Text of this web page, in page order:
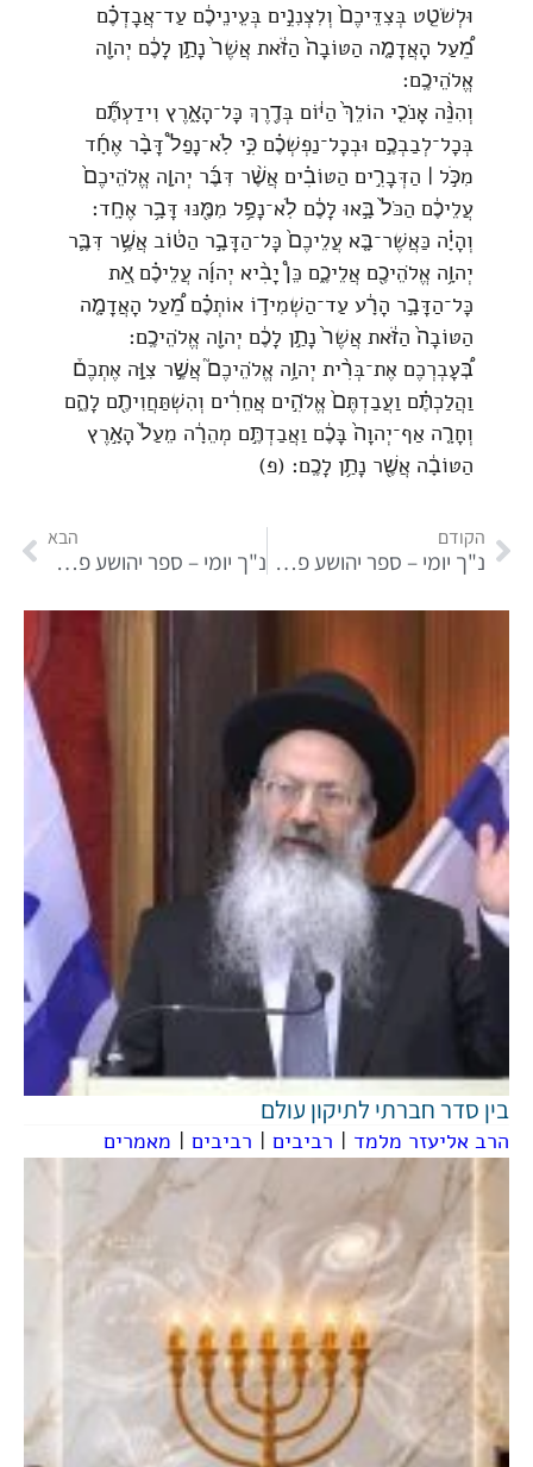
וּלְשֹׁטֵ֤ט בְּצִדֵּיכֶם֙ וְלִצְנִנִ֣ים בְּעֵינֵיכֶ֔ם עַד־אֲבָדְכֶ֗ם
מֵ֠עַל הָאֲדָמָ֤ה הַטּוֹבָה֙ הַזֹּ֔את אֲשֶׁר֙ נָתַ֣ן לָכֶ֔ם יְהוָ֖ה
אֱלֹהֵיכֶֽם׃
וְהִנֵּ֨ה אָנֹכִ֤י הוֹלֵךְ֙ הַיּ֔וֹם בְּדֶ֖רֶךְ כָּל־הָאָ֑רֶץ וִידַעְתֶּ֞ם
בְּכָל־לְבַבְכֶ֣ם וּבְכָל־נַפְשְׁכֶ֗ם כִּ֣י לֹֽא־נָפַל֩ דָּבָ֨ר אֶחָ֜ד
מִכֹּ֣ל ׀ הַדְּבָרִ֣ים הַטּוֹבִ֗ים אֲשֶׁ֨ר דִּבֶּ֜ר יְהוָ֤ה אֱלֹהֵיכֶם֙
עֲלֵיכֶ֔ם הַכֹּל֙ בָּ֣אוּ לָכֶ֔ם לֹֽא־נָפַ֥ל מִמֶּ֖נּוּ דָּבָ֥ר אֶחָֽד׃
וְהָיָ֗ה כַּאֲשֶׁר־בָּ֤א עֲלֵיכֶם֙ כָּל־הַדָּבָ֣ר הַטּ֔וֹב אֲשֶׁ֥ר דִּבֶּ֛ר
יְהוָ֥ה אֱלֹהֵיכֶ֖ם אֲלֵיכֶ֑ם כֵּן֩ יָבִ֨יא יְהוָ֜ה עֲלֵיכֶ֗ם אֵ֚ת
כָּל־הַדָּבָ֣ר הָרָ֔ע עַד־הַשְׁמִיד֣וֹ אוֹתְכֶ֗ם מֵ֠עַל הָאֲדָמָ֤ה
הַטּוֹבָה֙ הַזֹּ֔את אֲשֶׁר֙ נָתַ֣ן לָכֶ֔ם יְהוָ֖ה אֱלֹהֵיכֶֽם׃
בְּ֠עָבְרְכֶם אֶת־בְּרִ֨ית יְהוָ֥ה אֱלֹהֵיכֶם֮ אֲשֶׁ֣ר צִוָּ֣ה אֶתְכֶם֒
וַהֲלַכְתֶּ֗ם וַעֲבַדְתֶּם֙ אֱלֹהִ֣ים אֲחֵרִ֔ים וְהִשְׁתַּחֲוִיתֶ֖ם לָהֶ֑ם
וְחָרָ֤ה אַף־יְהוָה֙ בָּכֶ֔ם וַאֲבַדְתֶּ֣ם מְהֵרָ֔ה מֵעַל֙ הָאָ֣רֶץ
הַטּוֹבָ֔ה אֲשֶׁ֖ר נָתַ֥ן לָכֶֽם׃ (פ)
הקודם
נ"ך יומי – ספר יהושע פרק כב
הבא
נ"ך יומי – ספר יהושע פרק כד
בין סדר חברתי לתיקון עולם
הרב אליעזר מלמד | רביבים | רביבים | מאמרים